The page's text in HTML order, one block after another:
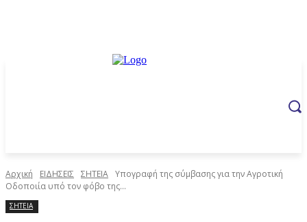
Αρχική ΕΙΔΗΣΕΙΣ ΣΗΤΕΙΑ Υπογραφή της σύμβασης για την Αγροτική
Οδοποιία υπό τον φόβο της...
ΣΗΤΕΙΑ